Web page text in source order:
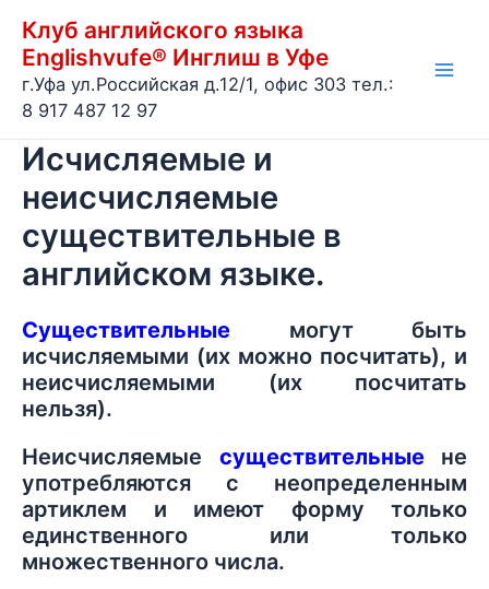
содержимому
Клуб английского языка
Englishvufe® Инглиш в Уфе
г.Уфа ул.Российская д.12/1, офис 303 тел.:
8 917 487 12 97
Исчисляемые и
неисчисляемые
существительные в
английском языке.
Существительные могут быть
исчисляемыми (их можно посчитать), и
неисчисляемыми (их посчитать
нельзя).
Неисчисляемые существительныене
употребляются с неопределенным
артиклем и имеют форму только
единственного или только
множественного числа.